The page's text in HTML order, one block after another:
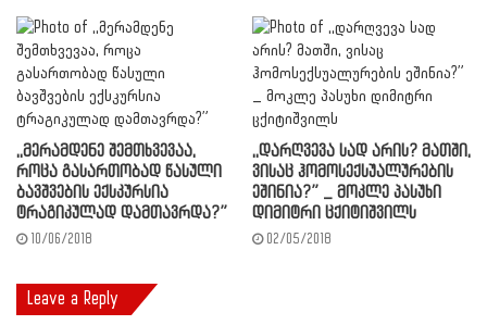
,,მერამდენე შემთხვევაა,
როცა გასართობად წასული
ბავშვების ექსკურსია
ტრაგიკულად დამთავრდა?”
10/06/2018
,,დარღვევა სად არის? მათში,
ვისაც ჰომოსექსუალურების
ეშინია?” _ მოკლე პასუხი
დიმიტრი ცქიტიშვილს
02/05/2018
Leave a Reply